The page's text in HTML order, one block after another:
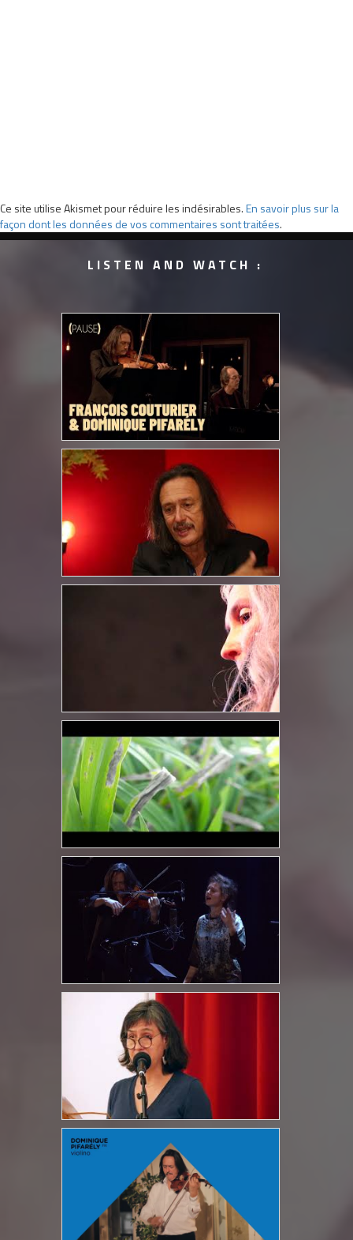
Ce site utilise Akismet pour réduire les indésirables.En savoir plus sur la
façon dont les données de vos commentaires sont traitées.
LISTEN AND WATCH :